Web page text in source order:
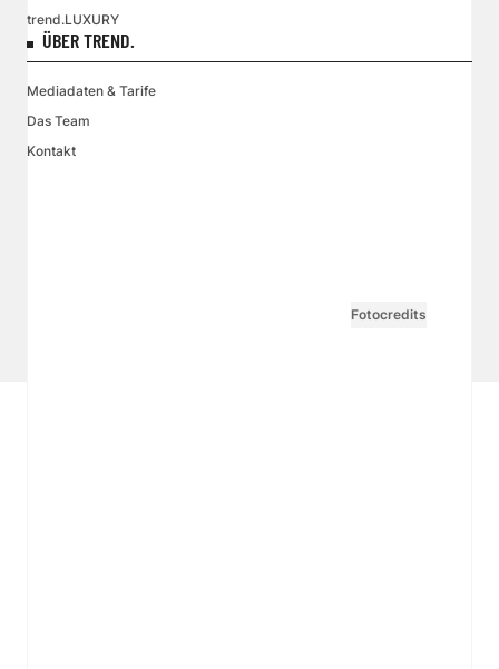
trend.LUXURY
ÜBER TREND.
Mediadaten & Tarife
Das Team
Kontakt
Fotocredits